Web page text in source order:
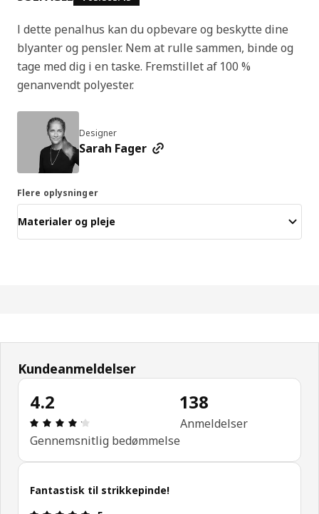
I dette penalhus kan du opbevare og beskytte dine
blyanter og pensler. Nem at rulle sammen, binde og
tage med dig i en taske. Fremstillet af 100 %
genanvendt polyester.
Designer
Sarah Fager
Flere oplysninger
Materialer og pleje
Kundeanmeldelser
4.2
Anmeldelse: 4.2 Ud af 5 Stjerner. Anmeldelser i
Gennemsnitlig bedømmelse
138
Anmeldelser
Fantastisk til strikkepinde!